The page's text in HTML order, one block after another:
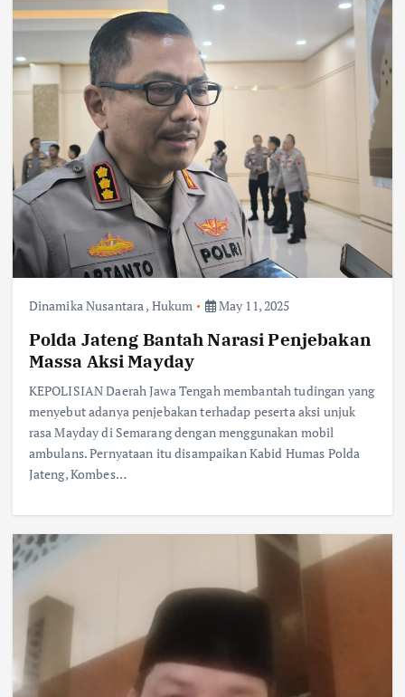
Dinamika Nusantara, Hukum May 11, 2025
Polda Jateng Bantah Narasi Penjebakan
Massa Aksi Mayday
KEPOLISIAN Daerah Jawa Tengah membantah tudingan yang
menyebut adanya penjebakan terhadap peserta aksi unjuk
rasa Mayday di Semarang dengan menggunakan mobil
ambulans. Pernyataan itu disampaikan Kabid Humas Polda
Jateng, Kombes…